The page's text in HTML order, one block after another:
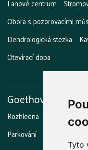
Tyto
Lanové centrum
Obora s pozorovacími
Dendrologická stezka
Otevírací doba
Goethova vyhlídka
Rozhledna Stezka
Parkování